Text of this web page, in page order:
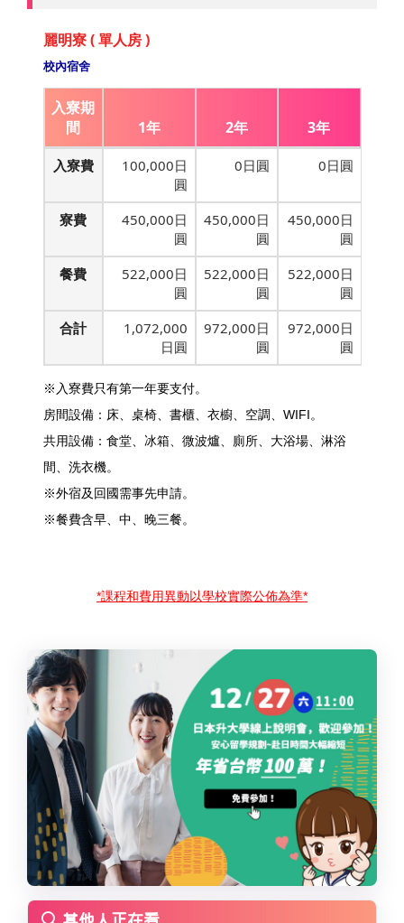
麗明寮 ( 單人房 )
校內宿舍
入寮期
間
1年 2年 3年
入寮費
100,000日
圓
0日圓 0日圓
寮費
450,000日
圓
450,000日
圓
450,000日
圓
餐費
522,000日
圓
522,000日
圓
522,000日
圓
合計
1,072,000
日圓
972,000日
圓
972,000日
圓
※入寮費只有第一年要支付。
房間設備：床、桌椅、書櫃、衣櫥、空調、WIFI。
共用設備：食堂、冰箱、微波爐、廁所、大浴場、淋浴
間、洗衣機。
※外宿及回國需事先申請。
※餐費含早、中、晚三餐。
*課程和費用異動以學校實際公佈為準*